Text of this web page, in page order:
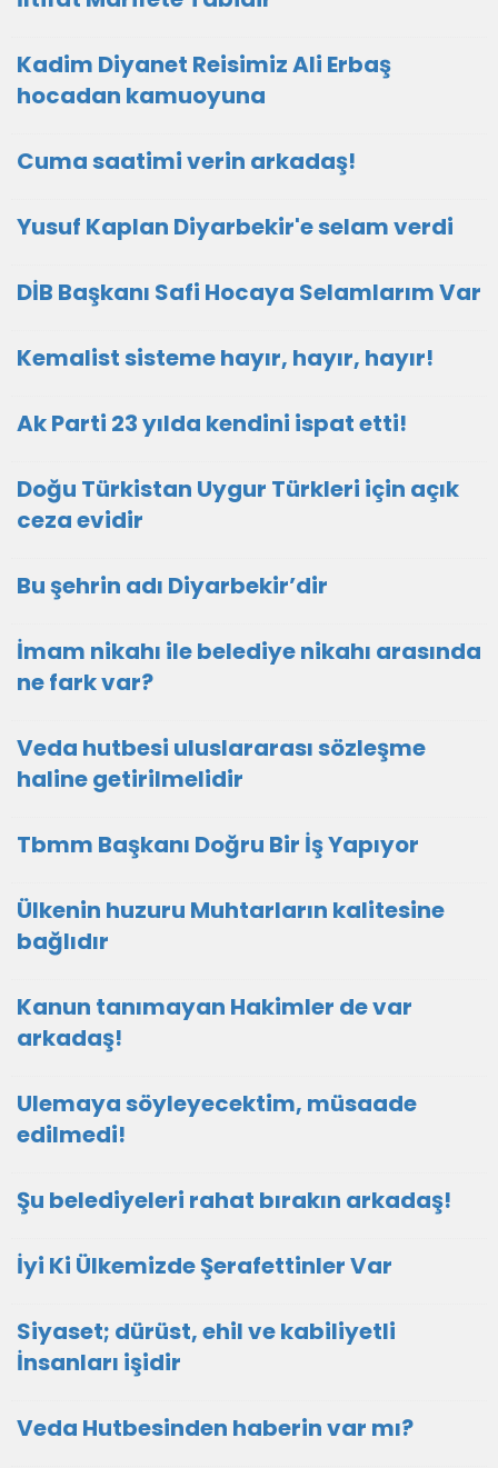
Kadim Diyanet Reisimiz Ali Erbaş
hocadan kamuoyuna
Cuma saatimi verin arkadaş!
Yusuf Kaplan Diyarbekir'e selam verdi
DİB Başkanı Safi Hocaya Selamlarım Var
Kemalist sisteme hayır, hayır, hayır!
Ak Parti 23 yılda kendini ispat etti!
Doğu Türkistan Uygur Türkleri için açık
ceza evidir
Bu şehrin adı Diyarbekir’dir
İmam nikahı ile belediye nikahı arasında
ne fark var?
Veda hutbesi uluslararası sözleşme
haline getirilmelidir
Tbmm Başkanı Doğru Bir İş Yapıyor
Ülkenin huzuru Muhtarların kalitesine
bağlıdır
Kanun tanımayan Hakimler de var
arkadaş!
Ulemaya söyleyecektim, müsaade
edilmedi!
Şu belediyeleri rahat bırakın arkadaş!
İyi Ki Ülkemizde Şerafettinler Var
Siyaset; dürüst, ehil ve kabiliyetli
İnsanları işidir
Veda Hutbesinden haberin var mı?